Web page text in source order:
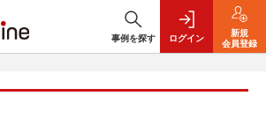
事例を探す ログイン
新規
会員登録